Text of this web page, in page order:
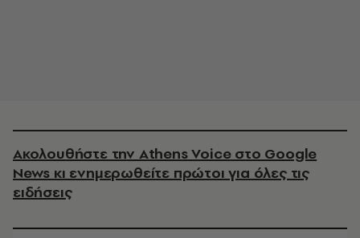
Ακολουθήστε την Athens Voice στο Google
News κι ενημερωθείτε πρώτοι για όλες τις
ειδήσεις